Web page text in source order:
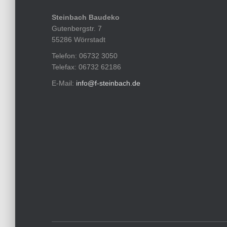
Steinbach Baudeko
Gutenbergstr. 7
55286 Wörrstadt
Telefon: 06732 3050
Telefax: 06732 62186
E-Mail: info@f-steinbach.de